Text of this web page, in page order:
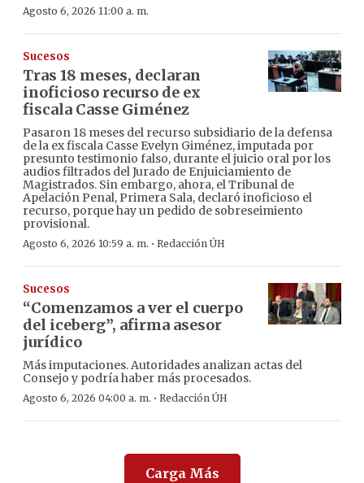
Agosto 6, 2026 11:00 a. m.
Sucesos
Tras 18 meses, declaran
inoficioso recurso de ex
fiscala Casse Giménez
Pasaron 18 meses del recurso subsidiario de la defensa
de la ex fiscala Casse Evelyn Giménez, imputada por
presunto testimonio falso, durante el juicio oral por los
audios filtrados del Jurado de Enjuiciamiento de
Magistrados. Sin embargo, ahora, el Tribunal de
Apelación Penal, Primera Sala, declaró inoficioso el
recurso, porque hay un pedido de sobreseimiento
provisional.
Agosto 6, 2026 10:59 a. m. · Redacción ÚH
Sucesos
“Comenzamos a ver el cuerpo
del iceberg”, afirma asesor
jurídico
Más imputaciones. Autoridades analizan actas del
Consejo y podría haber más procesados.
Agosto 6, 2026 04:00 a. m. · Redacción ÚH
Carga Más